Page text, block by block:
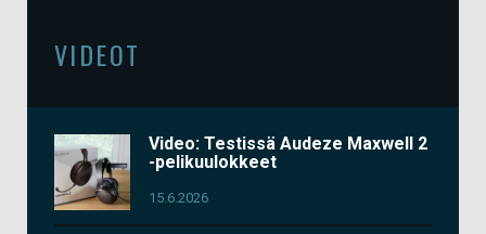
VIDEOT
Video: Testissä Audeze Maxwell 2
-pelikuulokkeet
15.6.2026